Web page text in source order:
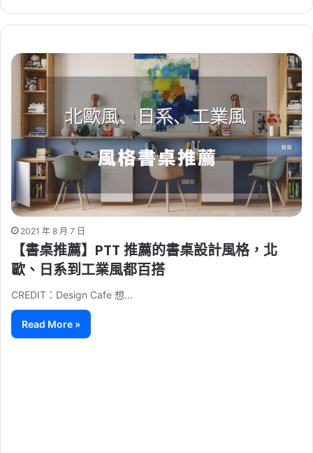
2021 年 8 月 7 日
【書桌推薦】PTT 推薦的書桌設計風格，北
歐、日系到工業風都百搭
CREDIT：Design Cafe 想…
Read More »